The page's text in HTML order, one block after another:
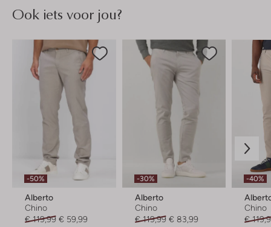
Ook iets voor jou?
-50%
Alberto
Chino
€ 119,99 € 59,99
-30%
Alberto
Chino
€ 119,99 € 83,99
-40%
Chino
€